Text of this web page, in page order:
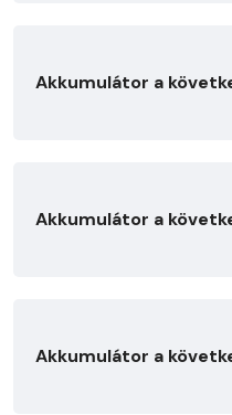
Akkumulátor a
Akkumulátor a
Akkumulátor a